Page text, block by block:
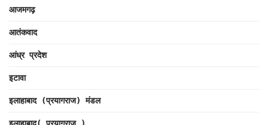
आजमगढ़
आतंकवाद
आंध्र प्रदेश
इटावा
इलाहाबाद (प्रयागराज) मंडल
इलाहाबाद( प्रयागराज )